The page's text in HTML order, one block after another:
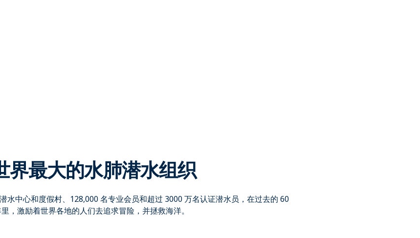
界最大的水肺潜水组织
水中心和度假村、128,000 名专业会员和超过 3000 万名认证潜水员，在过去的 60
，激励着世界各地的人们去追求冒险，并拯救海洋。